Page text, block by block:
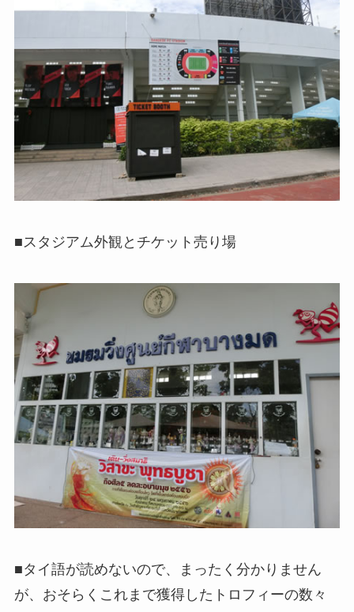
■スタジアム外観とチケット売り場
■タイ語が読めないので、まったく分かりません
が、おそらくこれまで獲得したトロフィーの数々